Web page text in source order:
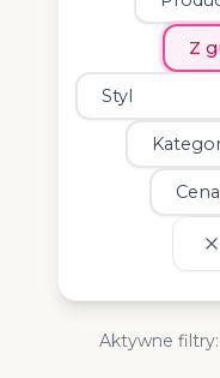
Aktywne filtry: